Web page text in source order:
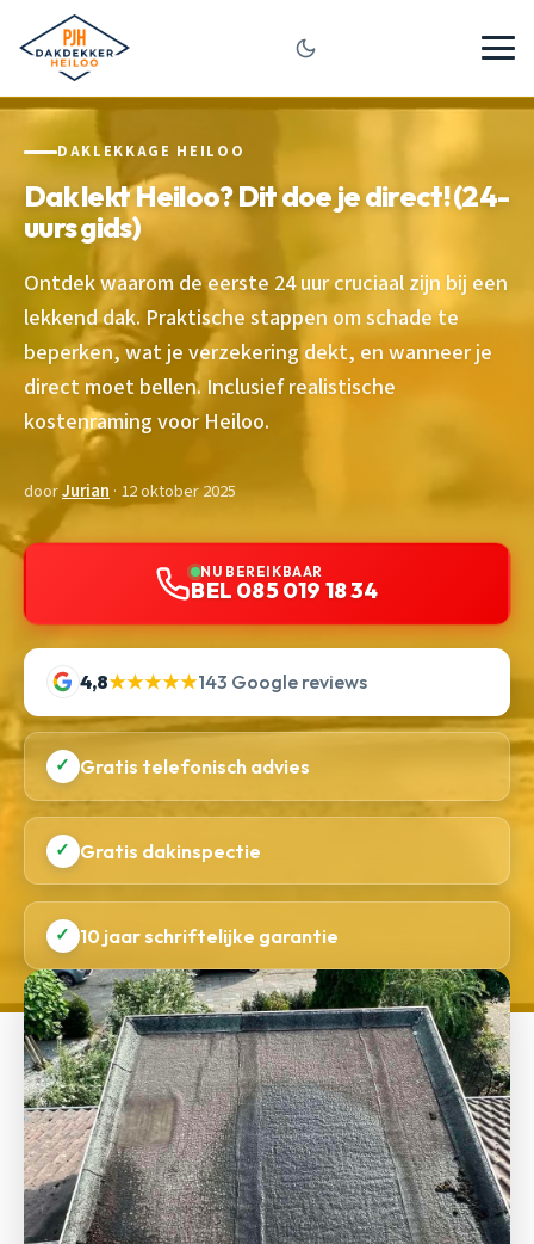
DAKLEKKAGE HEILOO
Dak lekt Heiloo? Dit doe je direct! (24-
uurs gids)
Ontdek waarom de eerste 24 uur cruciaal zijn bij een
lekkend dak. Praktische stappen om schade te
beperken, wat je verzekering dekt, en wanneer je
direct moet bellen. Inclusief realistische
kostenraming voor Heiloo.
doorJurian · 12 oktober 2025
NU BEREIKBAAR
BEL 085 019 18 34
4,8★★★★★143 Google reviews
✓ Gratis telefonisch advies
✓ Gratis dakinspectie
✓ 10 jaar schriftelijke garantie